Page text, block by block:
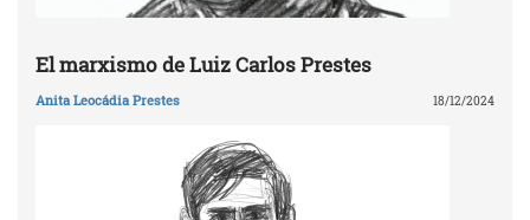
El marxismo de Luiz Carlos Prestes
Anita Leocádia Prestes 18/12/2024